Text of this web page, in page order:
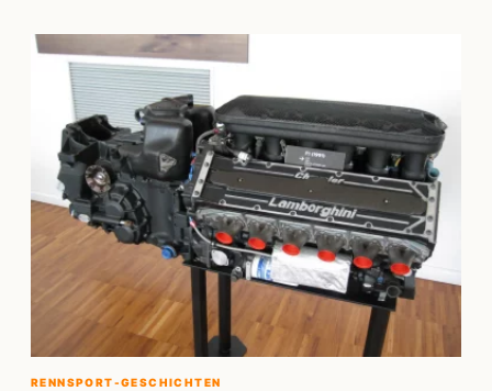
RENNSPORT-GESCHICHTEN